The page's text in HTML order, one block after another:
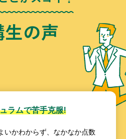
ラムで苦手克服!
いかわからず、なかなか点数